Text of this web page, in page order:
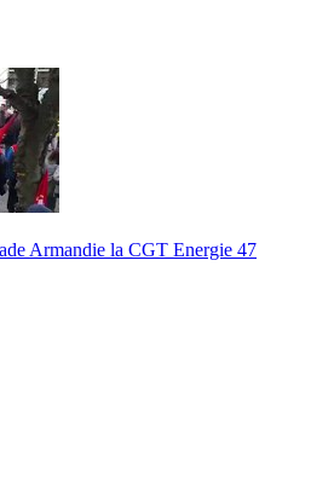
Armandie la CGT Energie 47